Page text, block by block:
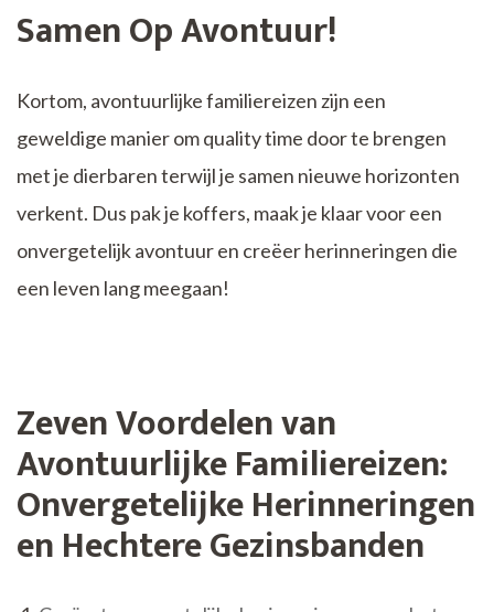
Samen Op Avontuur!
Kortom, avontuurlijke familiereizen zijn een
geweldige manier om quality time door te brengen
met je dierbaren terwijl je samen nieuwe horizonten
verkent. Dus pak je koffers, maak je klaar voor een
onvergetelijk avontuur en creëer herinneringen die
een leven lang meegaan!
Zeven Voordelen van
Avontuurlijke Familiereizen:
Onvergetelijke Herinneringen
en Hechtere Gezinsbanden